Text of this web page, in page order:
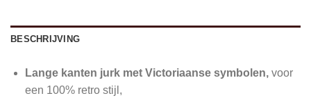
BESCHRIJVING
Lange kanten jurk met Victoriaanse symbolen, voor
een 100% retro stijl,